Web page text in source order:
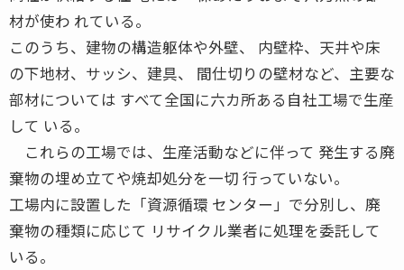
材が使わ れている。
このうち、建物の構造躯体や外壁、 内壁枠、天井や床
の下地材、サッシ、建具、 間仕切りの壁材など、主要な
部材については すべて全国に六カ所ある自社工場で生産
して いる。
これらの工場では、生産活動などに伴って 発生する廃
棄物の埋め立てや焼却処分を一切 行っていない。
工場内に設置した「資源循環 センター」で分別し、廃
棄物の種類に応じて リサイクル業者に処理を委託して
いる。